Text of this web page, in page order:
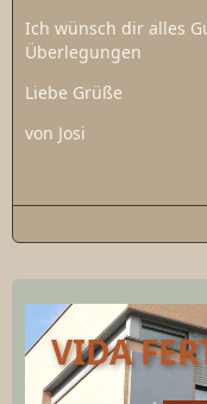
Ich wünsch dir alles
Überlegungen
Liebe Grüße
von Josi
VIDA